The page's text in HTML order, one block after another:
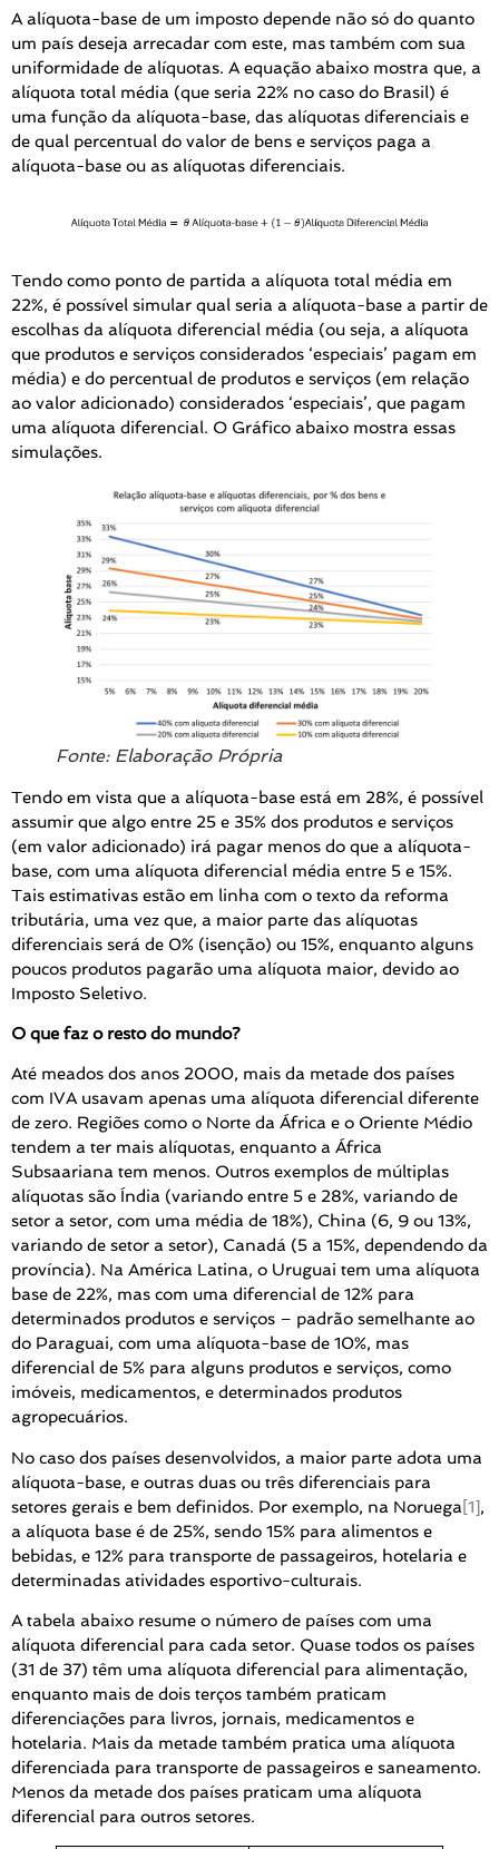
A alíquota-base de um imposto depende não só do quanto
um país deseja arrecadar com este, mas também com sua
uniformidade de alíquotas. A equação abaixo mostra que, a
alíquota total média (que seria 22% no caso do Brasil) é
uma função da alíquota-base, das alíquotas diferenciais e
de qual percentual do valor de bens e serviços paga a
alíquota-base ou as alíquotas diferenciais.
Tendo como ponto de partida a alíquota total média em
22%, é possível simular qual seria a alíquota-base a partir de
escolhas da alíquota diferencial média (ou seja, a alíquota
que produtos e serviços considerados ‘especiais’ pagam em
média) e do percentual de produtos e serviços (em relação
ao valor adicionado) considerados ‘especiais’, que pagam
uma alíquota diferencial. O Gráfico abaixo mostra essas
simulações.
Fonte: Elaboração Própria
Tendo em vista que a alíquota-base está em 28%, é possível
assumir que algo entre 25 e 35% dos produtos e serviços
(em valor adicionado) irá pagar menos do que a alíquota-
base, com uma alíquota diferencial média entre 5 e 15%.
Tais estimativas estão em linha com o texto da reforma
tributária, uma vez que, a maior parte das alíquotas
diferenciais será de 0% (isenção) ou 15%, enquanto alguns
poucos produtos pagarão uma alíquota maior, devido ao
Imposto Seletivo.
O que faz o resto do mundo?
Até meados dos anos 2000, mais da metade dos países
com IVA usavam apenas uma alíquota diferencial diferente
de zero. Regiões como o Norte da África e o Oriente Médio
tendem a ter mais alíquotas, enquanto a África
Subsaariana tem menos. Outros exemplos de múltiplas
alíquotas são Índia (variando entre 5 e 28%, variando de
setor a setor, com uma média de 18%), China (6, 9 ou 13%,
variando de setor a setor), Canadá (5 a 15%, dependendo da
província). Na América Latina, o Uruguai tem uma alíquota
base de 22%, mas com uma diferencial de 12% para
determinados produtos e serviços – padrão semelhante ao
do Paraguai, com uma alíquota-base de 10%, mas
diferencial de 5% para alguns produtos e serviços, como
imóveis, medicamentos, e determinados produtos
agropecuários.
No caso dos países desenvolvidos, a maior parte adota uma
alíquota-base, e outras duas ou três diferenciais para
setores gerais e bem definidos. Por exemplo, na Noruega[1],
a alíquota base é de 25%, sendo 15% para alimentos e
bebidas, e 12% para transporte de passageiros, hotelaria e
determinadas atividades esportivo-culturais.
A tabela abaixo resume o número de países com uma
alíquota diferencial para cada setor. Quase todos os países
(31 de 37) têm uma alíquota diferencial para alimentação,
enquanto mais de dois terços também praticam
diferenciações para livros, jornais, medicamentos e
hotelaria. Mais da metade também pratica uma alíquota
diferenciada para transporte de passageiros e saneamento.
Menos da metade dos países praticam uma alíquota
diferencial para outros setores.